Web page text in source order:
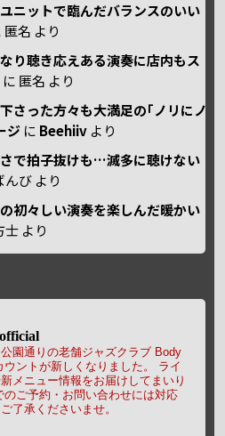
ニットで臨んだバランスのいい
匿名 より
り聴き応えある演奏に店内もス
に 匿名 より
さった方々も大満足の｢ノリにノ
ジ に Beehiiv より
で拍子抜けも…滅多に聴けない
んび より
初々しい演奏を楽しんだ暖かい
士 より
園通りの老舗ジャズクラブ Body
ントが新しくなりました。
ライ
メニュー情報をお届けしてまいり
ご予約・お問い合わせには対応
了承くださいませ。